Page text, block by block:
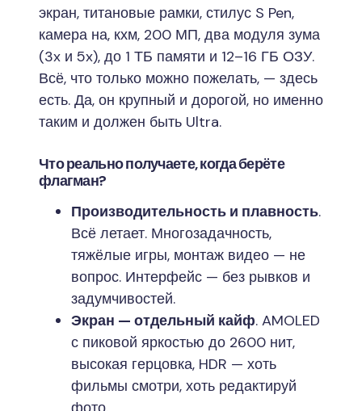
экран, титановые рамки, стилус S Pen,
камера на, кхм, 200 МП, два модуля зума
(3x и 5x), до 1 ТБ памяти и 12–16 ГБ ОЗУ.
Всё, что только можно пожелать, — здесь
есть. Да, он крупный и дорогой, но именно
таким и должен быть Ultra.
Что реально получаете, когда берёте
флагман?
Производительность и плавность.
Всё летает. Многозадачность,
тяжёлые игры, монтаж видео — не
вопрос. Интерфейс — без рывков и
задумчивостей.
Экран — отдельный кайф. AMOLED
с пиковой яркостью до 2600 нит,
высокая герцовка, HDR — хоть
фильмы смотри, хоть редактируй